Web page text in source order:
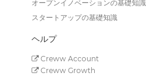
オープンイノベーションの基礎知識
スタートアップの基礎知識
ヘルプ
Creww Account
Creww Growth